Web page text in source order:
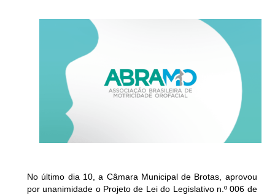
No último dia 10, a Câmara Municipal de Brotas, aprovou
por unanimidade o Projeto de Lei do Legislativo n.º 006 de